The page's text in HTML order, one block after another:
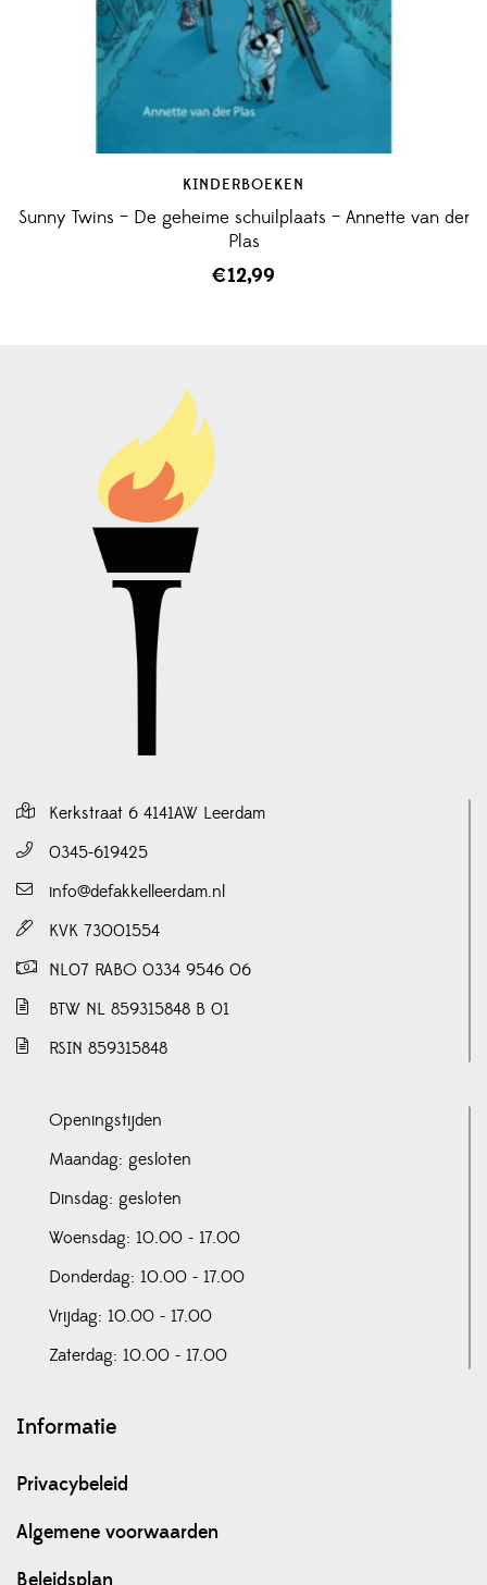
KINDERBOEKEN
Sunny Twins – De geheime schuilplaats – Annette van der
Plas
€12,99
Kerkstraat 6 4141AW Leerdam
0345-619425
info@defakkelleerdam.nl
KVK 73001554
NL07 RABO 0334 9546 06
BTW NL 859315848 B 01
RSIN 859315848
Openingstijden
Maandag: gesloten
Dinsdag: gesloten
Woensdag: 10.00 - 17.00
Donderdag: 10.00 - 17.00
Vrijdag: 10.00 - 17.00
Zaterdag: 10.00 - 17.00
Informatie
Privacybeleid
Algemene voorwaarden
Beleidsplan